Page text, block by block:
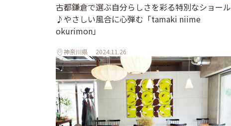
古都鎌倉で選ぶ自分らしさを彩る特別なショール
♪やさしい風合に心弾む「tamaki niime
okurimon」
神奈川県 2024.11.26